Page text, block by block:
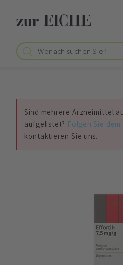
Sind mehrere Arzneimittel
aufgelistet? Folgen Sie
kontaktieren Sie uns.